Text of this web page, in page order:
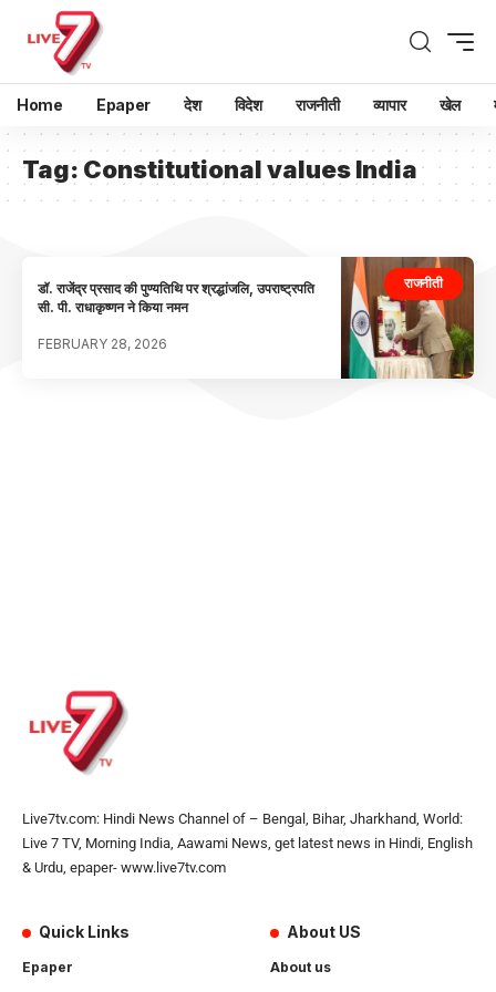
Home Epaper देश विदेश राजनीती व्यापार खेल
Tag: Constitutional values India
राजनीती
डॉ. राजेंद्र प्रसाद की पुण्यतिथि पर श्रद्धांजलि, उपराष्ट्रपति
सी. पी. राधाकृष्णन ने किया नमन
FEBRUARY 28, 2026
Live7tv.com: Hindi News Channel of – Bengal, Bihar, Jharkhand, World:
Live 7 TV, Morning India, Aawami News, get latest news in Hindi, English
& Urdu, epaper- www.live7tv.com
Quick Links
Epaper
About US
About us